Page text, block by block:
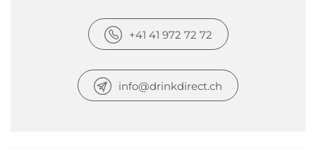
+41 41 972 72 72
info@drinkdirect.ch